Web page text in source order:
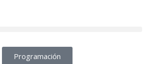
Programación